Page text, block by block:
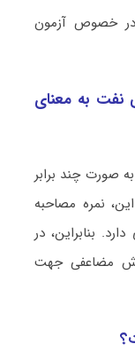
در خصوص آزمون
نفت به معنای
صورت چند برابر
نمره مصاحبه
بنابراین، در
مضاعفی جهت